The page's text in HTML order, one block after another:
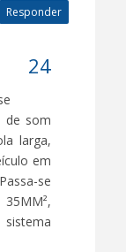
Responder
de som
larga,
em
se